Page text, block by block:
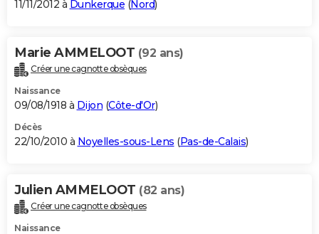
11/11/2012 à Dunkerque (Nord)
Marie AMMELOOT (92 ans)
Créer une cagnotte obsèques
Naissance
09/08/1918 à Dijon (Côte-d'Or)
Décès
22/10/2010 à Noyelles-sous-Lens (Pas-de-Calais)
Julien AMMELOOT (82 ans)
Créer une cagnotte obsèques
Naissance